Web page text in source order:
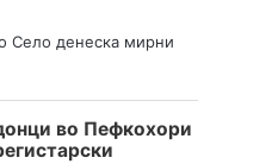
денеска мирни
во Пефкохори